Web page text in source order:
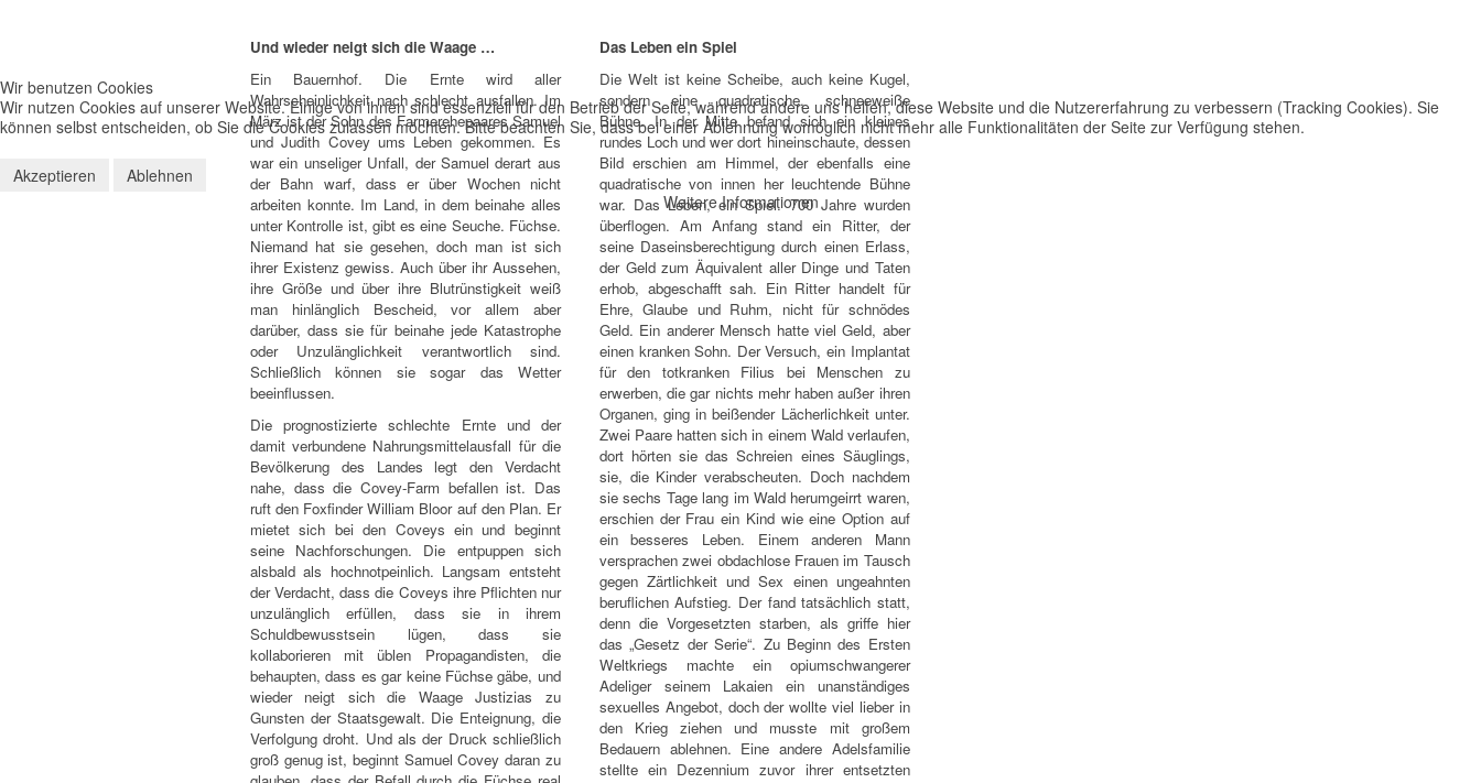
Und wieder neigt sich die Waage …
Ein Bauernhof. Die Ernte wird aller
Wahrscheinlichkeit nach schlecht ausfallen. Im
März ist der Sohn des Farmerehepaares Samuel
und Judith Covey ums Leben gekommen. Es
war ein unseliger Unfall, der Samuel derart aus
der Bahn warf, dass er über Wochen nicht
arbeiten konnte. Im Land, in dem beinahe alles
unter Kontrolle ist, gibt es eine Seuche. Füchse.
Niemand hat sie gesehen, doch man ist sich
ihrer Existenz gewiss. Auch über ihr Aussehen,
ihre Größe und über ihre Blutrünstigkeit weiß
man hinlänglich Bescheid, vor allem aber
darüber, dass sie für beinahe jede Katastrophe
oder Unzulänglichkeit verantwortlich sind.
Schließlich können sie sogar das Wetter
beeinflussen.
Die prognostizierte schlechte Ernte und der
damit verbundene Nahrungsmittelausfall für die
Bevölkerung des Landes legt den Verdacht
nahe, dass die Covey-Farm befallen ist. Das
ruft den Foxfinder William Bloor auf den Plan. Er
mietet sich bei den Coveys ein und beginnt
seine Nachforschungen. Die entpuppen sich
alsbald als hochnotpeinlich. Langsam entsteht
der Verdacht, dass die Coveys ihre Pflichten nur
unzulänglich erfüllen, dass sie in ihrem
Schuldbewusstsein lügen, dass sie
kollaborieren mit üblen Propagandisten, die
behaupten, dass es gar keine Füchse gäbe, und
wieder neigt sich die Waage Justizias zu
Gunsten der Staatsgewalt. Die Enteignung, die
Verfolgung droht. Und als der Druck schließlich
groß genug ist, beginnt Samuel Covey daran zu
Das Leben ein Spiel
Die Welt ist keine Scheibe, auch keine Kugel,
sondern eine quadratische, schneeweiße
Bühne. In der Mitte befand sich ein kleines
rundes Loch und wer dort hineinschaute, dessen
Bild erschien am Himmel, der ebenfalls eine
quadratische von innen her leuchtende Bühne
war. Das Leben, ein Spiel. 700 Jahre wurden
überflogen. Am Anfang stand ein Ritter, der
seine Daseinsberechtigung durch einen Erlass,
der Geld zum Äquivalent aller Dinge und Taten
erhob, abgeschafft sah. Ein Ritter handelt für
Ehre, Glaube und Ruhm, nicht für schnödes
Geld. Ein anderer Mensch hatte viel Geld, aber
einen kranken Sohn. Der Versuch, ein Implantat
für den totkranken Filius bei Menschen zu
erwerben, die gar nichts mehr haben außer ihren
Organen, ging in beißender Lächerlichkeit unter.
Zwei Paare hatten sich in einem Wald verlaufen,
dort hörten sie das Schreien eines Säuglings,
sie, die Kinder verabscheuten. Doch nachdem
sie sechs Tage lang im Wald herumgeirrt waren,
erschien der Frau ein Kind wie eine Option auf
ein besseres Leben. Einem anderen Mann
versprachen zwei obdachlose Frauen im Tausch
gegen Zärtlichkeit und Sex einen ungeahnten
beruflichen Aufstieg. Der fand tatsächlich statt,
denn die Vorgesetzten starben, als griffe hier
das „Gesetz der Serie“. Zu Beginn des Ersten
Weltkriegs machte ein opiumschwangerer
Adeliger seinem Lakaien ein unanständiges
sexuelles Angebot, doch der wollte viel lieber in
den Krieg ziehen und musste mit großem
Bedauern ablehnen. Eine andere Adelsfamilie
stellte ein Dezennium zuvor ihrer entsetzten
Wir benutzen Cookies
Wir nutzen Cookies auf unserer Website. Einige von ihnen sind essenziell für den Betrieb der Seite, während andere uns helfen, diese Website und die Nutzererfahrung zu verbessern (Tracking Cookies). Sie
können selbst entscheiden, ob Sie die Cookies zulassen möchten. Bitte beachten Sie, dass bei einer Ablehnung womöglich nicht mehr alle Funktionalitäten der Seite zur Verfügung stehen.
Akzeptieren
Ablehnen
Weitere Informationen